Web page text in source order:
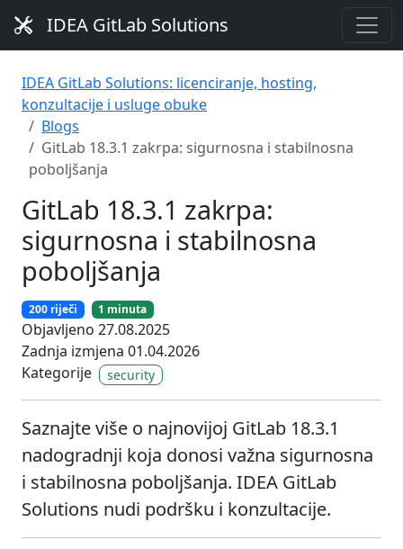
IDEA GitLab Solutions
IDEA GitLab Solutions: licenciranje, hosting,
konzultacije i usluge obuke
Blogs
GitLab 18.3.1 zakrpa: sigurnosna i stabilnosna
poboljšanja
GitLab 18.3.1 zakrpa:
sigurnosna i stabilnosna
poboljšanja
200 riječi 1 minuta
Objavljeno 27.08.2025
Zadnja izmjena 01.04.2026
Kategorije
security
Saznajte više o najnovijoj GitLab 18.3.1
nadogradnji koja donosi važna sigurnosna
i stabilnosna poboljšanja. IDEA GitLab
Solutions nudi podršku i konzultacije.